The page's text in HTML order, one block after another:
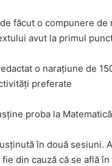
făcut o compunere de
avut la primul
o narațiune de
preferate
proba la
în două sesiuni.
din cauză că se află